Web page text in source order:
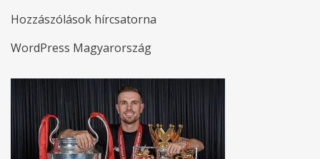
Hozzászólások hírcsatorna
WordPress Magyarország